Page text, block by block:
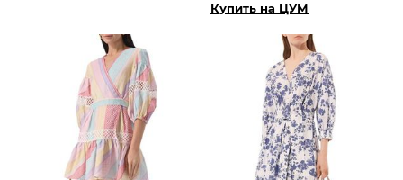
Купить на ЦУМ